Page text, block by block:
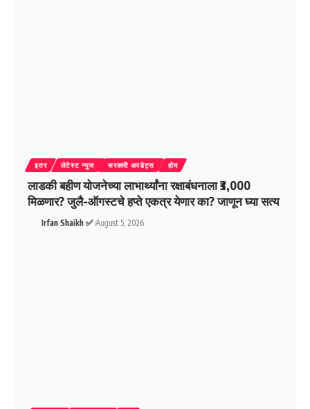
इतर लेटेस्ट न्युज सरकारी अपडेट्स होम
लाडकी बहीण योजनेच्या लाभार्थ्यांना रक्षाबंधनाला ₹3,000
मिळणार? जुलै-ऑगस्टचे हप्ते एकत्र येणार का? जाणून घ्या सत्य
Irfan Shaikh ✅ August 5, 2026